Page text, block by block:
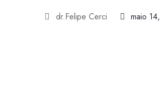
dr.Felipe Cerci maio